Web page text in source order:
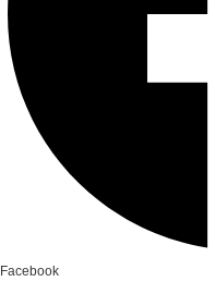
Facebook